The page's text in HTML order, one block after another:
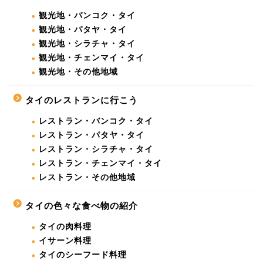
観光地・バンコク・タイ
観光地・パタヤ・タイ
観光地・シラチャ・タイ
観光地・チェンマイ・タイ
観光地・その他地域
タイのレストランに行こう
レストラン・バンコク・タイ
レストラン・パタヤ・タイ
レストラン・シラチャ・タイ
レストラン・チェンマイ・タイ
レストラン・その他地域
タイの色々な食べ物の紹介
タイの肉料理
イサーン料理
タイのシーフード料理